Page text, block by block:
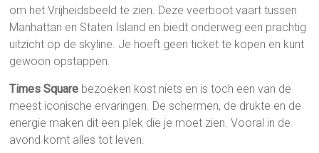
om het Vrijheidsbeeld te zien. Deze veerboot vaart tussen
Manhattan en Staten Island en biedt onderweg een prachtig
uitzicht op de skyline. Je hoeft geen ticket te kopen en kunt
gewoon opstappen.
Times Square bezoeken kost niets en is toch een van de
meest iconische ervaringen. De schermen, de drukte en de
energie maken dit een plek die je moet zien. Vooral in de
avond komt alles tot leven.